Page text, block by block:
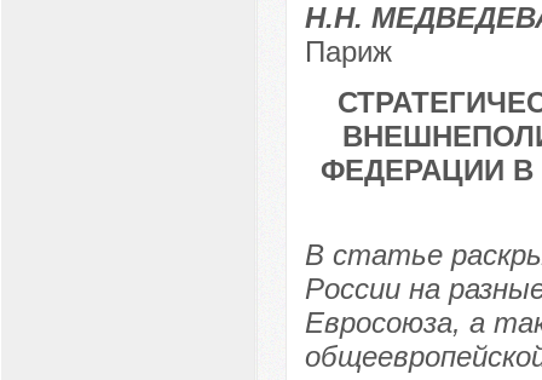
Н.Н.
Париж
ФЕДЕРАЦИИ
В статье
России на
Евросоюза, а